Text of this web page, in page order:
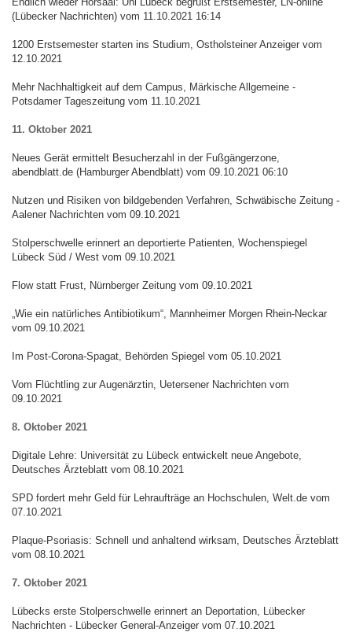
(Lübecker Nachrichten) vom 11.10.2021 16:14
1200 Erstsemester starten ins Studium, Ostholsteiner Anzeiger vom
12.10.2021
Mehr Nachhaltigkeit auf dem Campus, Märkische Allgemeine -
Potsdamer Tageszeitung vom 11.10.2021
11. Oktober 2021
Neues Gerät ermittelt Besucherzahl in der Fußgängerzone,
abendblatt.de (Hamburger Abendblatt) vom 09.10.2021 06:10
Nutzen und Risiken von bildgebenden Verfahren, Schwäbische Zeitung -
Aalener Nachrichten vom 09.10.2021
Stolperschwelle erinnert an deportierte Patienten, Wochenspiegel
Lübeck Süd / West vom 09.10.2021
Flow statt Frust, Nürnberger Zeitung vom 09.10.2021
„Wie ein natürliches Antibiotikum“, Mannheimer Morgen Rhein-Neckar
vom 09.10.2021
Im Post-Corona-Spagat, Behörden Spiegel vom 05.10.2021
Vom Flüchtling zur Augenärztin, Uetersener Nachrichten vom
09.10.2021
8. Oktober 2021
Digitale Lehre: Universität zu Lübeck entwickelt neue Angebote,
Deutsches Ärzteblatt vom 08.10.2021
SPD fordert mehr Geld für Lehraufträge an Hochschulen, Welt.de vom
07.10.2021
Plaque-Psoriasis: Schnell und anhaltend wirksam, Deutsches Ärzteblatt
vom 08.10.2021
7. Oktober 2021
Lübecks erste Stolperschwelle erinnert an Deportation, Lübecker
Nachrichten - Lübecker General-Anzeiger vom 07.10.2021